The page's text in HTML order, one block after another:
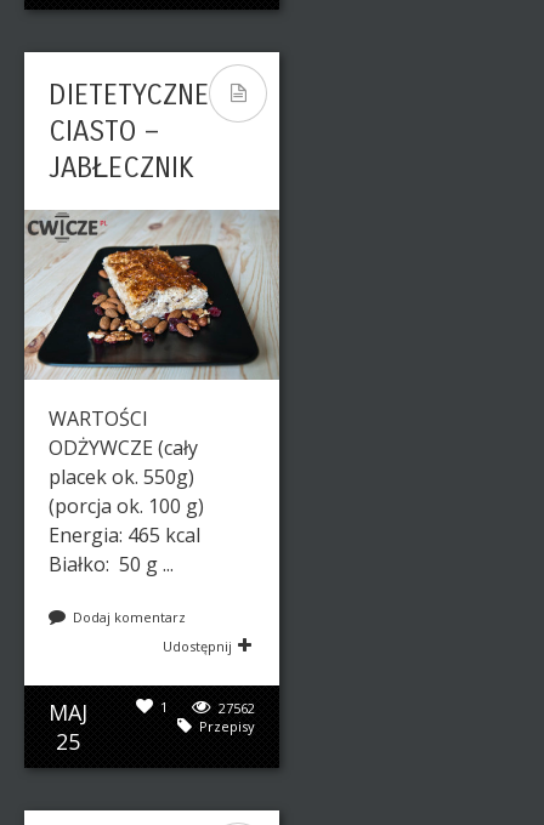
DIETETYCZNE
CIASTO –
JABŁECZNIK
WARTOŚCI
ODŻYWCZE (cały
placek ok. 550g)
(porcja ok. 100 g)
Energia: 465 kcal
Białko: 50 g ...
Dodaj komentarz
Udostępnij
MAJ
25
27562
1
Przepisy